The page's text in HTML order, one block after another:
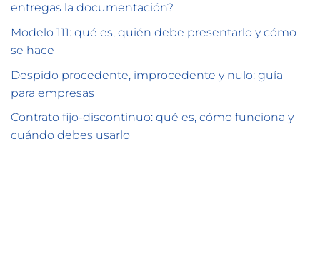
entregas la documentación?
Modelo 111: qué es, quién debe presentarlo y cómo
se hace
Despido procedente, improcedente y nulo: guía
para empresas
Contrato fijo-discontinuo: qué es, cómo funciona y
cuándo debes usarlo